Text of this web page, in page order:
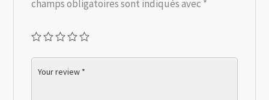
champs obligatoires sont indiqués avec *